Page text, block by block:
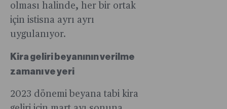
olması halinde, her bir ortak
için istisna ayrı ayrı
uygulanıyor.
Kira geliri beyanının verilme
zamanı ve yeri
2023 dönemi beyana tabi kira